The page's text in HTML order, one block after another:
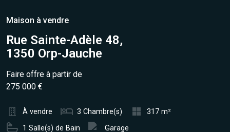
Maison à vendre
Rue Sainte-Adèle 48,
1350 Orp-Jauche
Faire offre à partir de
275 000 €
À vendre 3 Chambre(s)
317 m²
1 Salle(s) de Bain
Garage